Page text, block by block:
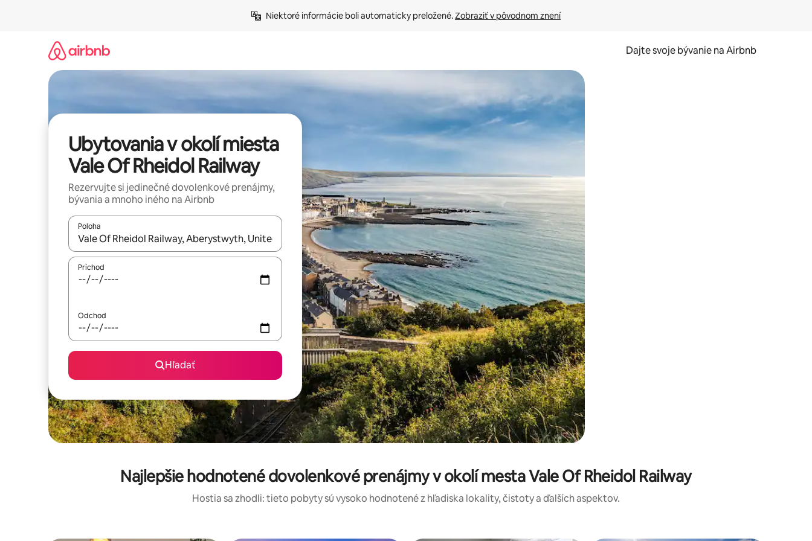
Niektoré informácie boli automaticky preložené. Zobraziť v pôvodnom znení
Dajte svoje bývanie na Airbnb
Ubytovania v okolí miesta
Vale Of Rheidol Railway
Rezervujte si jedinečné dovolenkové prenájmy,
bývania a mnoho iného na Airbnb
Poloha
Keď budú výsledky k dispozícii, môžete si ich prechádzať pomocou klávesov so šípkami nahor a nadol alebo ich preskúmať pomocou dotykových gest či potiahnutia prstom.
Príchod
Odchod
Hľadať
Najlepšie hodnotené dovolenkové prenájmy v okolí mesta Vale Of Rheidol Railway
Hostia sa zhodli: tieto pobyty sú vysoko hodnotené z hľadiska lokality, čistoty a ďalších aspektov.